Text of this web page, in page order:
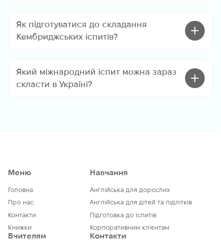
Як підготуватися до складання
Кембриджських іспитів?
Який міжнародний іспит можна зараз
скласти в Україні?
Меню
Головна
Про нас
Контакти
Книжки
Навчання
Англійська для дорослих
Англійська для дітей та підлітків
Підготовка до іспитів
Корпоративним клієнтам
Вчителям Контакти